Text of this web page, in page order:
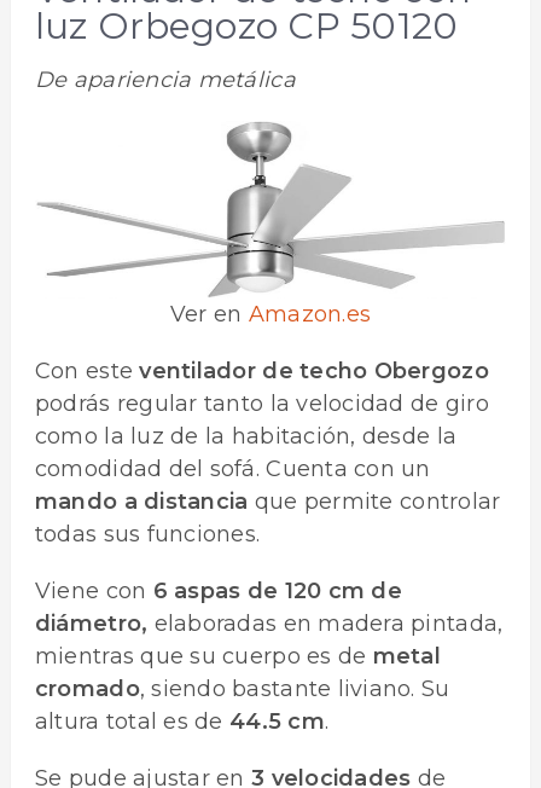
luz Orbegozo CP 50120
De apariencia metálica
Ver en Amazon.es
Con esteventilador de techo Obergozo
podrás regular tanto la velocidad de giro
como la luz de la habitación, desde la
comodidad del sofá. Cuenta con un
mando a distancia que permite controlar
todas sus funciones.
Viene con 6 aspas de 120 cm de
diámetro, elaboradas en madera pintada,
mientras que su cuerpo es de metal
cromado, siendo bastante liviano. Su
altura total es de 44.5 cm.
Se pude ajustar en3 velocidades de